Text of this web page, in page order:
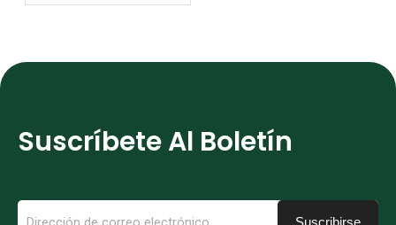
de basura eléctricos de
Suscríbete Al Boletín